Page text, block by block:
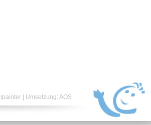
| Umsetzung: AOS